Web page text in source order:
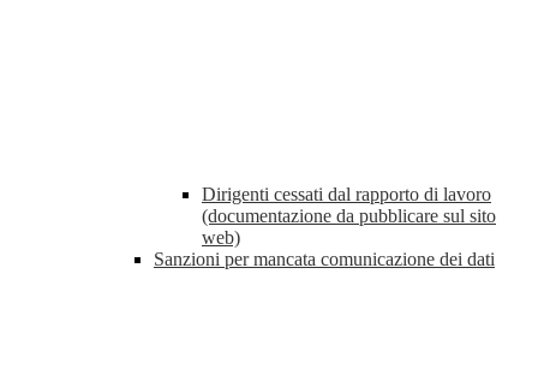
Dirigenti cessati dal rapporto di lavoro
(documentazione da pubblicare sul sito
web)
Sanzioni per mancata comunicazione dei dati